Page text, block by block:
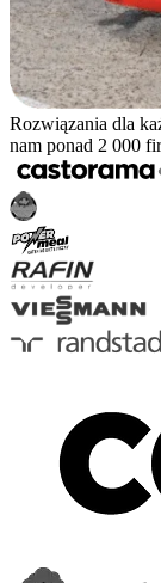
Rozwiązania dla
nam ponad 2 000